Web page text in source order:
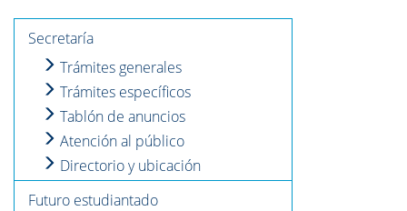
Secretaría
Trámites generales
Trámites específicos
Tablón de anuncios
Atención al público
Directorio y ubicación
Futuro estudiantado